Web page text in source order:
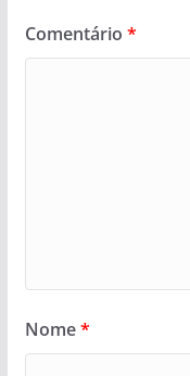
Comentário *
Nome*